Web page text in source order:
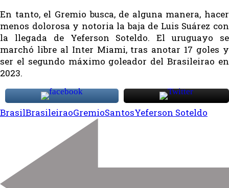
En tanto, el Gremio busca, de alguna manera, hacer
menos dolorosa y notoria la baja de Luis Suárez con
la llegada de Yeferson Soteldo. El uruguayo se
marchó libre al Inter Miami, tras anotar 17 goles y
ser el segundo máximo goleador del Brasileirao en
2023.
BrasilBrasileiraoGremioSantosYeferson Soteldo